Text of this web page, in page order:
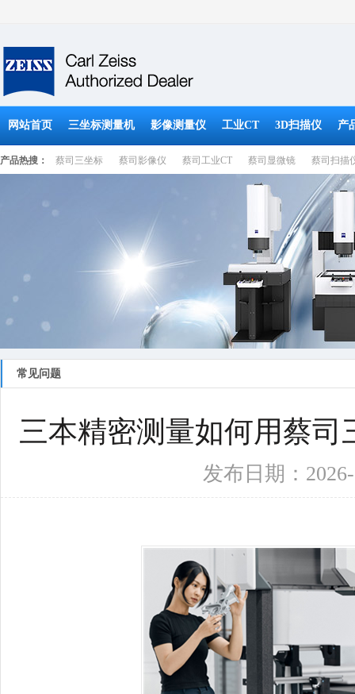
网站首页 三坐标测量机 影像测量仪 工业CT 3D扫描仪 产
产品热搜： 蔡司三坐标 蔡司影像仪 蔡司工业CT 蔡司显微镜 蔡司扫描
百叶窗图片
常见问题
三本精密测量如何用蔡
发布日期：